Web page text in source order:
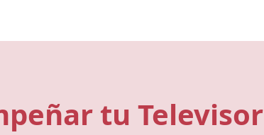
tu Televisor